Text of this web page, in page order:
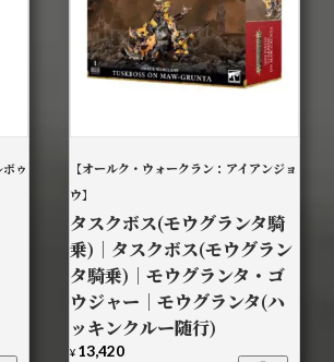
ゥ
【オールク・ウォークラン：アイアンジョ
ウ】
タスクボス(モウグランタ騎
乗)｜タスクボス(モウグラン
タ騎乗)｜モウグランタ・ゴ
ウジャー｜モウグランタ(ハ
ッキンクルー随行)
¥ 13,420